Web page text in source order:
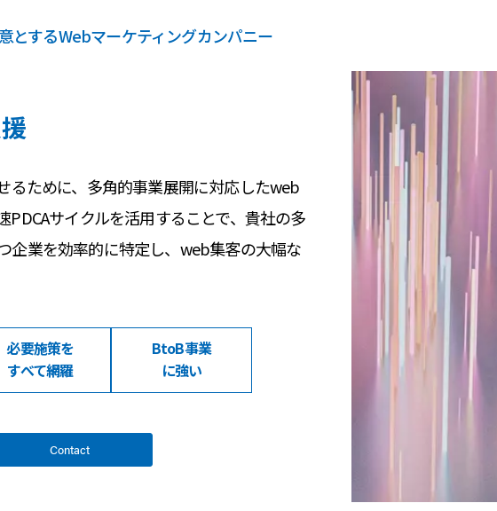
とするWebマーケティングカンパニー
るために、多角的事業展開に対応したweb
PDCAサイクルを活用することで、貴社の多
企業を効率的に特定し、web集客の大幅な
必要施策を
すべて網羅
BtoB事業
に強い
Contact